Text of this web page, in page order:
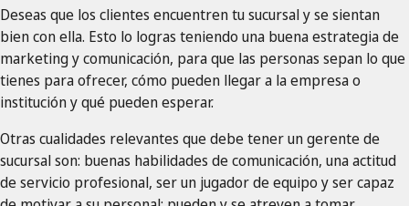
Deseas que los clientes encuentren tu sucursal y se sientan
bien con ella. Esto lo logras teniendo una buena estrategia de
marketing y comunicación, para que las personas sepan lo que
tienes para ofrecer, cómo pueden llegar a la empresa o
institución y qué pueden esperar.
Otras cualidades relevantes que debe tener un gerente de
sucursal son: buenas habilidades de comunicación, una actitud
de servicio profesional, ser un jugador de equipo y ser capaz